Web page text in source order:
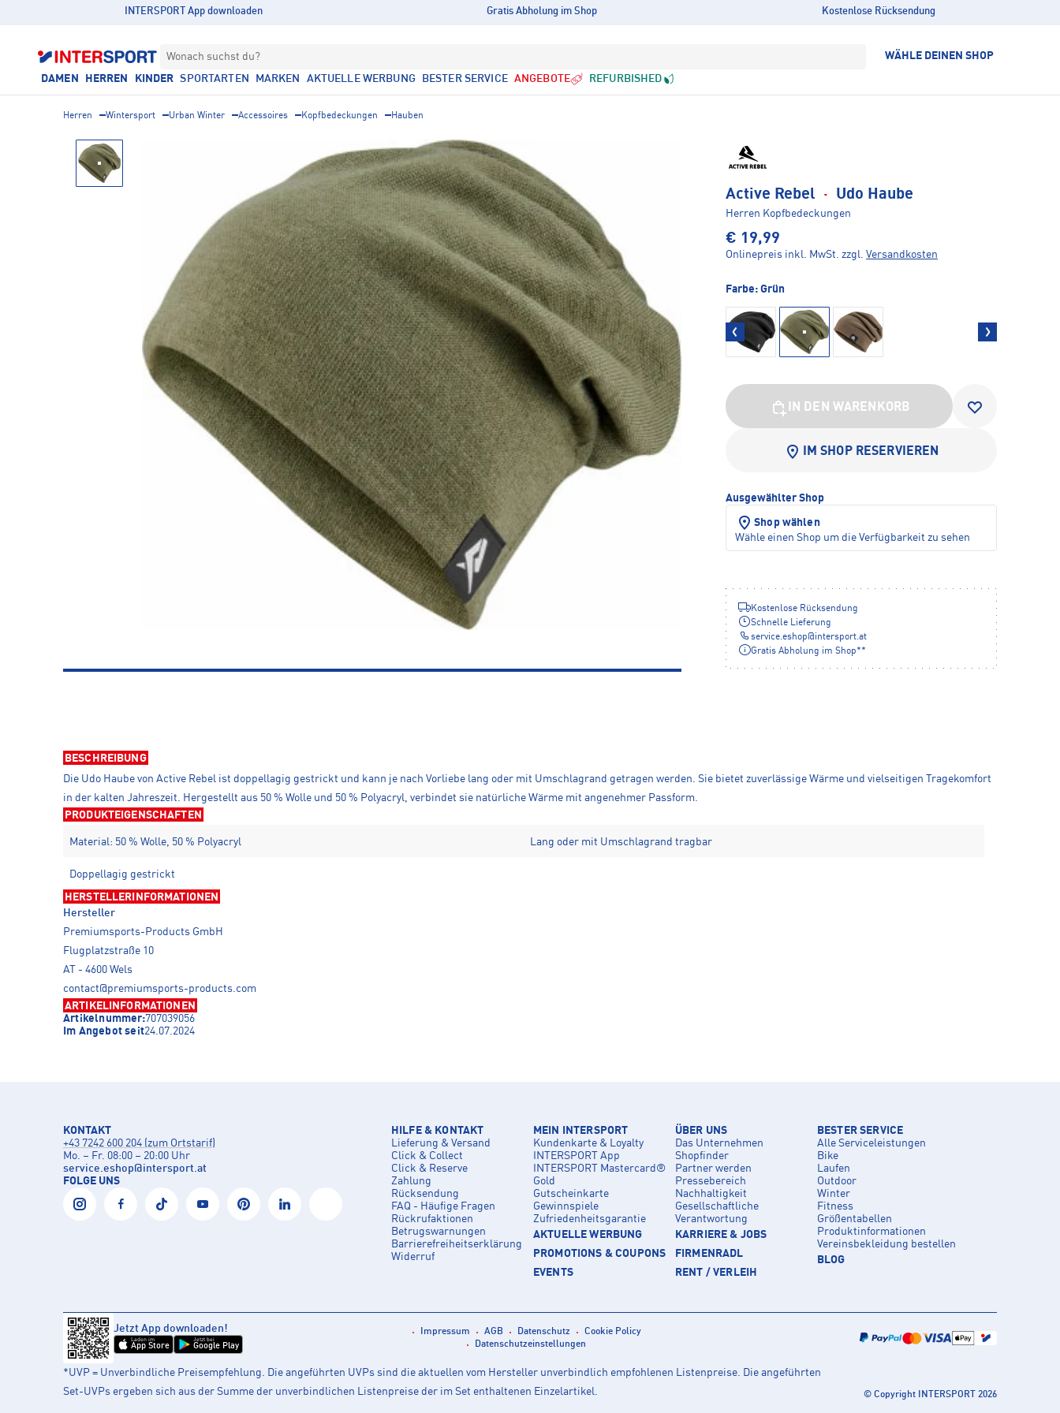
INTERSPORT App downloaden Gratis Abholung im Shop Kostenlose Rücksendung
Wonach suchst du? WÄHLE DEINEN SHOP
DAMEN HERREN KINDER SPORTARTEN MARKEN AKTUELLE WERBUNG BESTER SERVICE ANGEBOTE REFURBISHED
Herren Wintersport Urban Winter Accessoires Kopfbedeckungen Hauben
Active Rebel · Udo Haube
Herren Kopfbedeckungen
€ 19,99
Onlinepreis inkl. MwSt. zzgl. Versandkosten
Farbe: Grün
IN DEN WARENKORB
IM SHOP RESERVIEREN
Ausgewählter Shop
Shop wählen
Wähle einen Shop um die Verfügbarkeit zu sehen
Kostenlose Rücksendung
Schnelle Lieferung
service.eshop@intersport.at
Gratis Abholung im Shop**
BESCHREIBUNG
Die Udo Haube von Active Rebel ist doppellagig gestrickt und kann je nach Vorliebe lang oder mit Umschlagrand getragen werden. Sie bietet zuverlässige Wärme und vielseitigen Tragekomfort
in der kalten Jahreszeit. Hergestellt aus 50 % Wolle und 50 % Polyacryl, verbindet sie natürliche Wärme mit angenehmer Passform.
PRODUKTEIGENSCHAFTEN
Material: 50 % Wolle, 50 % Polyacryl Lang oder mit Umschlagrand tragbar
Doppellagig gestrickt
HERSTELLERINFORMATIONEN
Hersteller
Premiumsports-Products GmbH
Flugplatzstraße 10
AT - 4600 Wels
contact@premiumsports-products.com
ARTIKELINFORMATIONEN
Artikelnummer:707039056
Im Angebot seit24.07.2024
KONTAKT
+43 7242 600 204 (zum Ortstarif)
Mo. – Fr. 08:00 – 20:00 Uhr
service.eshop@intersport.at
FOLGE UNS
HILFE & KONTAKT
Lieferung & Versand
Click & Collect
Click & Reserve
Zahlung
Rücksendung
FAQ - Häufige Fragen
Rückrufaktionen
Betrugswarnungen
Barrierefreiheitserklärung
Widerruf
MEIN INTERSPORT
Kundenkarte & Loyalty
INTERSPORT App
INTERSPORT Mastercard®
Gold
Gutscheinkarte
Gewinnspiele
Zufriedenheitsgarantie
AKTUELLE WERBUNG
PROMOTIONS & COUPONS
EVENTS
ÜBER UNS
Das Unternehmen
Shopfinder
Partner werden
Pressebereich
Nachhaltigkeit
Gesellschaftliche
Verantwortung
KARRIERE & JOBS
FIRMENRADL
RENT / VERLEIH
BESTER SERVICE
Alle Serviceleistungen
Bike
Laufen
Outdoor
Winter
Fitness
Größentabellen
Produktinformationen
Vereinsbekleidung bestellen
BLOG
Jetzt App downloaden!
Laden im
App Store
Jetzt bei
Google Play
Impressum AGB Datenschutz
Cookie Policy
Datenschutzeinstellungen
*UVP = Unverbindliche Preisempfehlung. Die angeführten UVPs sind die aktuellen vom Hersteller unverbindlich empfohlenen Listenpreise. Die angeführten
Set-UVPs ergeben sich aus der Summe der unverbindlichen Listenpreise der im Set enthaltenen Einzelartikel.
© Copyright INTERSPORT 2026